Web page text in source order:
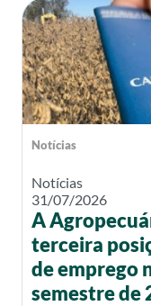
Notícias
Notícias
31/07/2026
A
terceira
de emprego
semestre de